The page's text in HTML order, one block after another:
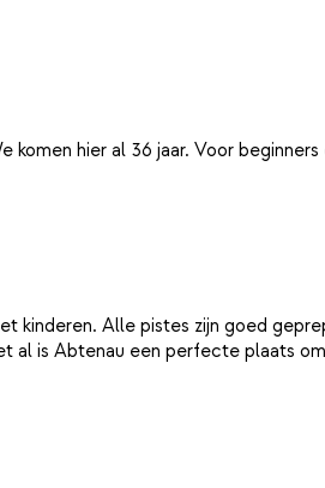
kinderen. Alle pistes zijn goed